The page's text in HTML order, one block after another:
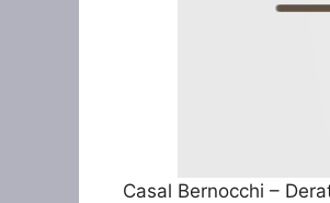
Casal Bernocchi –